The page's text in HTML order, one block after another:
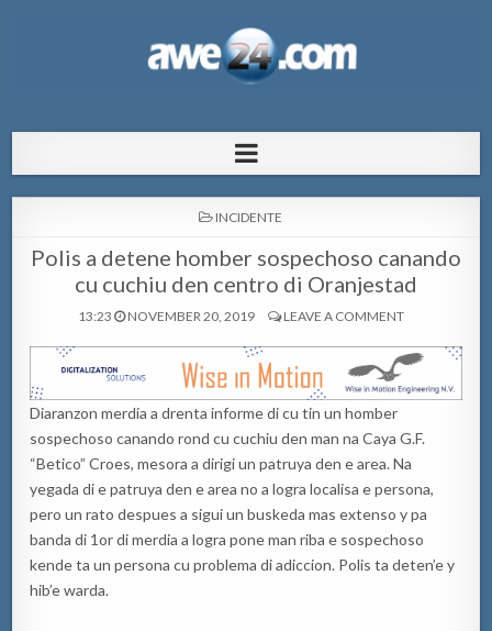
pa Aruba
POSTED
INCIDENTE
Polis a detene homber sospechoso canando
cu cuchiu den centro di Oranjestad
13:23 NOVEMBER 20, 2019 LEAVE A COMMENT
Diaranzon merdia a drenta informe di cu tin un homber
sospechoso canando rond cu cuchiu den man na Caya G.F.
“Betico” Croes, mesora a dirigi un patruya den e area. Na
yegada di e patruya den e area no a logra localisa e persona,
pero un rato despues a sigui un buskeda mas extenso y pa
banda di 1or di merdia a logra pone man riba e sospechoso
kende ta un persona cu problema di adiccion. Polis ta deten’e y
hib’e warda.